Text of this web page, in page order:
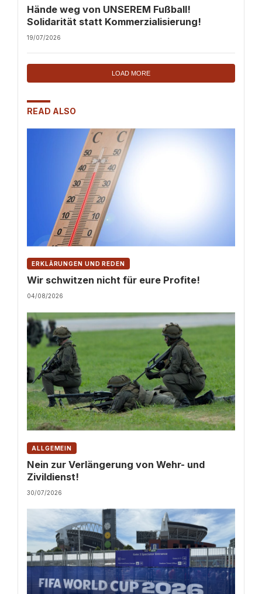
Hände weg von UNSEREM Fußball!
Solidarität statt Kommerzialisierung!
19/07/2026
LOAD MORE
READ ALSO
ERKLÄRUNGEN UND REDEN
Wir schwitzen nicht für eure Profite!
04/08/2026
ALLGEMEIN
Nein zur Verlängerung von Wehr- und
Zivildienst!
30/07/2026